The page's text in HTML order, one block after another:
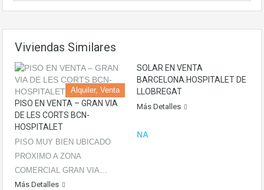
Viviendas Similares
Alquiler, Venta
PISO EN VENTA – GRAN VIA
DE LES CORTS BCN-
HOSPITALET
PISO MUY BIEN UBICADO
PROXIMO A ZONA
COMERCIAL GRAN VIA…
Más Detalles
SOLAR EN VENTA
BARCELONA.HOSPITALET DE
LLOBREGAT
Más Detalles
NA